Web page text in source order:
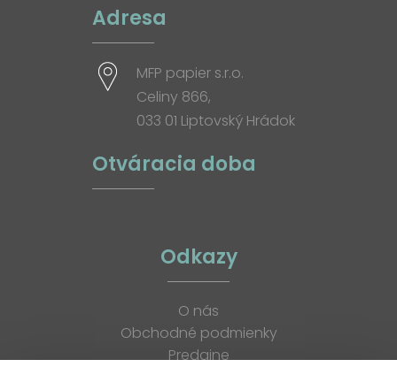
Adresa
MFP papier s.r.o.
Celiny 866,
033 01 Liptovský Hrádok
Otváracia doba
Odkazy
O nás
Obchodné podmienky
Predajne